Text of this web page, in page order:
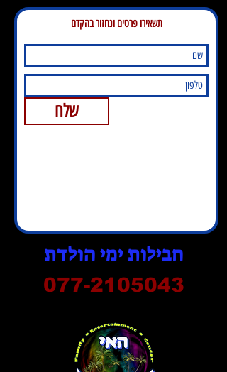
תשאירו פרטים ונחזור בהקדם
שלח
חבילות ימי הולדת
077-2105043